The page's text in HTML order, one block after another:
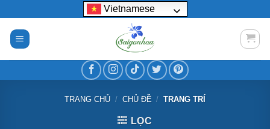
nội
dung
Vietnamese
TRANG CHỦ / CHỦ ĐỀ / TRANG TRÍ
LỌC